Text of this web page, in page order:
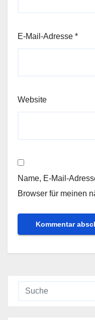
E-Mail-Adresse *
Website
Name, E-Mail-
Browser für meinen